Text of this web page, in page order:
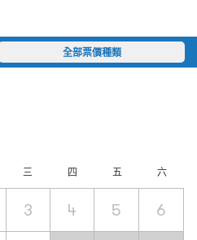
全部票價種類
三 四 五 六
3 4 5 6